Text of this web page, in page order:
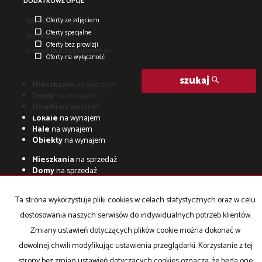
Oferty ze zdjęciem
Oferty specjalne
Oferty bez prowizji
Oferty na wyłączność
szukaj
tel. 500182609
tel. 602207475
e-mail:biuro@provenir.pl
Lokalena wynajem
Halena wynajem
Obiektyna wynajem
Mieszkaniana sprzedaż
Domyna sprzedaż
Lokalena sprzedaż
Halena sprzedaż
Obiektyna sprzedaż
Ta strona wykorzystuje pliki cookies w celach statystycznych oraz w celu
dostosowania naszych serwisów do indywidualnych potrzeb klientów.
Zmiany ustawień dotyczących plików cookie można dokonać w
dowolnej chwili modyfikując ustawienia przeglądarki. Korzystanie z tej